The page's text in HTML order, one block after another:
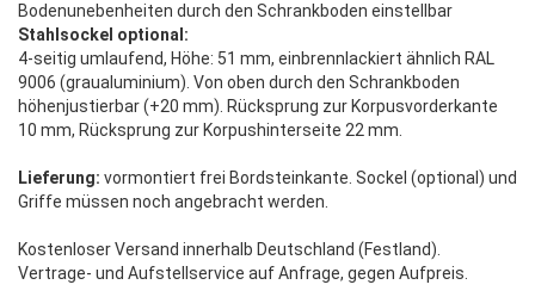
Bodenunebenheiten durch den Schrankboden einstellbar
Stahlsockel optional:
4-seitig umlaufend, Höhe: 51 mm, einbrennlackiert ähnlich RAL
9006 (graualuminium). Von oben durch den Schrankboden
höhenjustierbar (+20 mm). Rücksprung zur Korpusvorderkante
10 mm, Rücksprung zur Korpushinterseite 22 mm.
Lieferung: vormontiert frei Bordsteinkante. Sockel (optional) und
Griffe müssen noch angebracht werden.
Kostenloser Versand innerhalb Deutschland (Festland).
Vertrage- und Aufstellservice auf Anfrage, gegen Aufpreis.